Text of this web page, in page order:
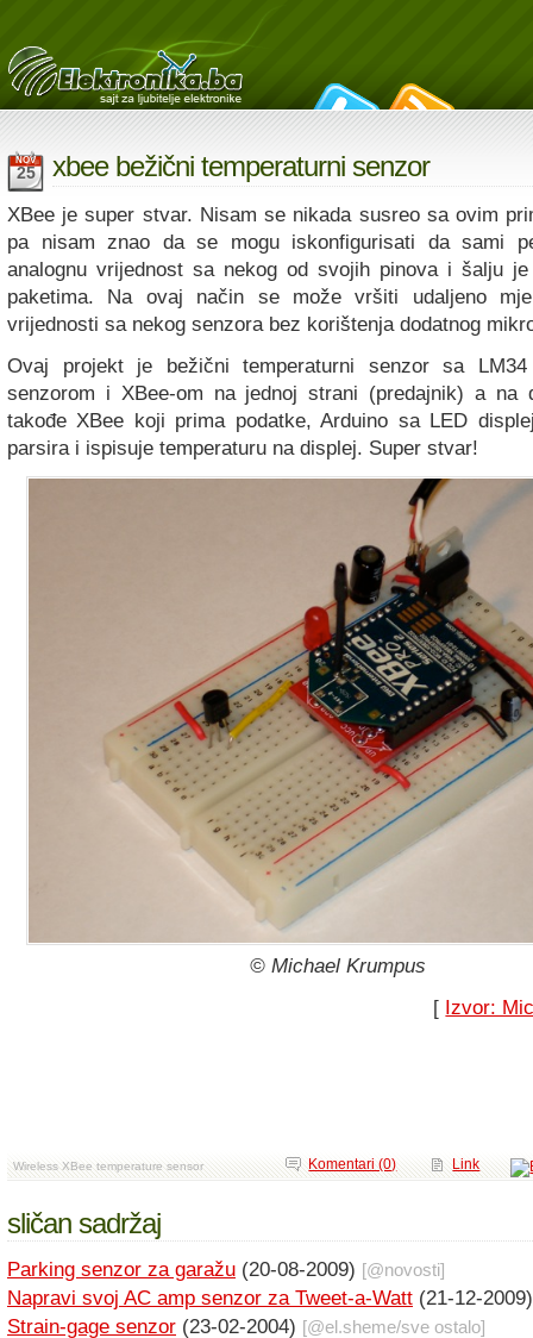
NOV
25 xbee bežični temperaturni senzor
XBee je super stvar. Nisam se nikada susreo sa ovim
pa nisam znao da se mogu iskonfigurisati da sami
analognu vrijednost sa nekog od svojih pinova i šalju
paketima. Na ovaj način se može vršiti udaljeno
vrijednosti sa nekog senzora bez korištenja dodatnog
Ovaj projekt je bežični temperaturni senzor sa LM34
senzorom i XBee-om na jednoj strani (predajnik) a na
takođe XBee koji prima podatke, Arduino sa LED
parsira i ispisuje temperaturu na displej. Super stvar!
© Michael Krumpus
[ Izvor:
Wireless XBee temperature sensor Link
Komentari (0)
sličan sadržaj
Parking senzor za garažu (20-08-2009) [@novosti]
Napravi svoj AC amp senzor za Tweet-a-Watt (21-12-
Strain-gage senzor (23-02-2004) [@el.sheme/sve ostalo]